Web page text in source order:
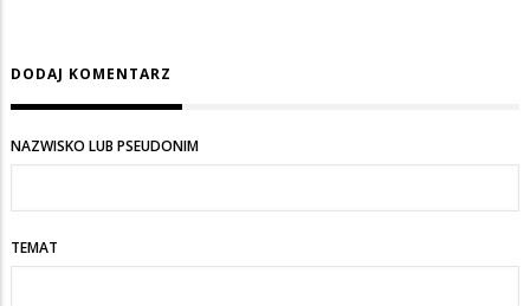
DODAJ KOMENTARZ
NAZWISKO LUB PSEUDONIM
TEMAT